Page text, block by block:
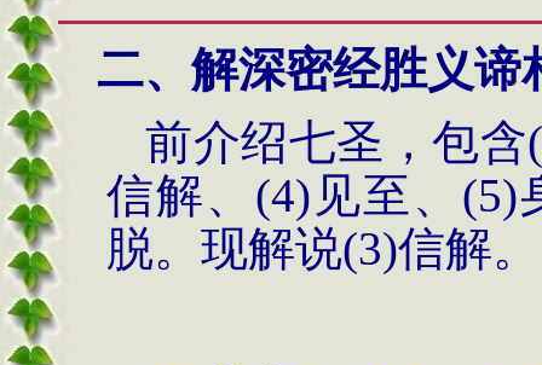
二、解深密经胜义谛
前介绍七圣，包含
信解、 (4) 见至、 (5)
脱。现解说(3)信解。